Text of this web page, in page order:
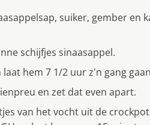
suiker, gember en
schijfjes sinaasappel.
laat hem 7 1/2 uur z'n gang
en zet dat even apart.
van het vocht uit de